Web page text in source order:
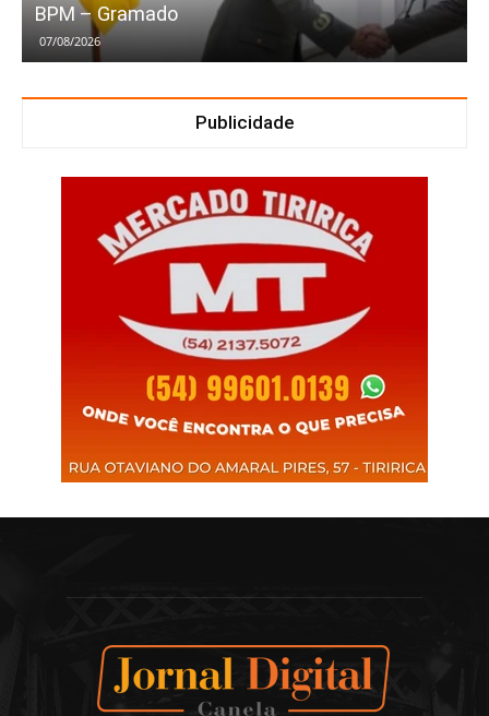
BPM – Gramado
07/08/2026
Publicidade